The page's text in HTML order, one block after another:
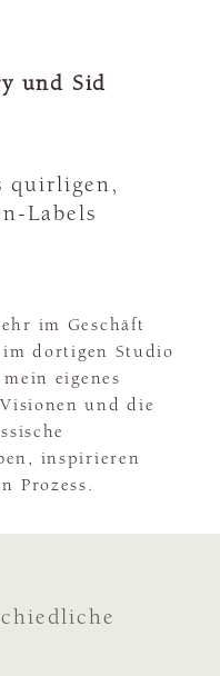
und Sid
quirligen,
Labels
im Geschäft
dortigen Studio
eigenes
und die
inspirieren
Prozess.